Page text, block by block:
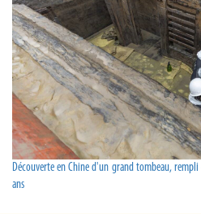
Découverte en Chine d'un grand tombeau,
ans